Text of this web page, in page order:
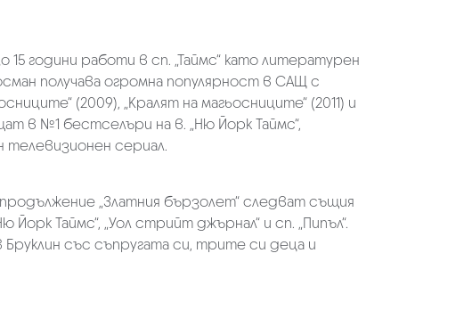
години работи в сп. „Таймс“ като литературен
получава огромна популярност в САЩ с
(2009), „Кралят на магьосниците“ (2011) и
в №1 бестселъри на в. „Ню Йорк Таймс“,
телевизионен сериал.
„Златния бързолет“ следват същия
Таймс“, „Уол стрийт джърнал“ и сп. „Пипъл“.
със съпругата си, трите си деца и